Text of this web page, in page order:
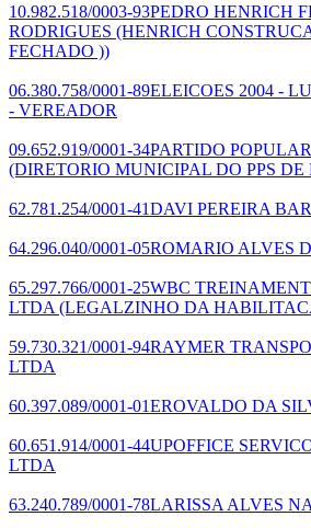
10.982.518/0003-93PEDRO HENRICH
RODRIGUES (HENRICH
FECHADO ))
06.380.758/0001-89ELEICOES 2004 -
- VEREADOR
09.652.919/0001-34PARTIDO
(DIRETORIO MUNICIPAL DO PPS
62.781.254/0001-41DAVI PEREIRA
64.296.040/0001-05ROMARIO ALVES
65.297.766/0001-25WBC
LTDA (LEGALZINHO DA
59.730.321/0001-94RAYMER
LTDA
60.397.089/0001-01EROVALDO DA
60.651.914/0001-44UPOFFICE
LTDA
63.240.789/0001-78LARISSA ALVES